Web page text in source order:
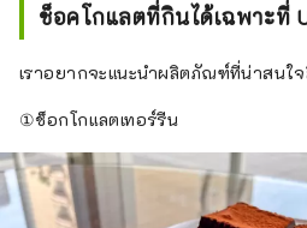
ช็อคโกแลตที่กินได้เฉพาะที่
เราอยากจะแนะนำผลิตภัณฑ์ที่น่าสนใจ
①ช็อกโกแลตเทอร์รีน